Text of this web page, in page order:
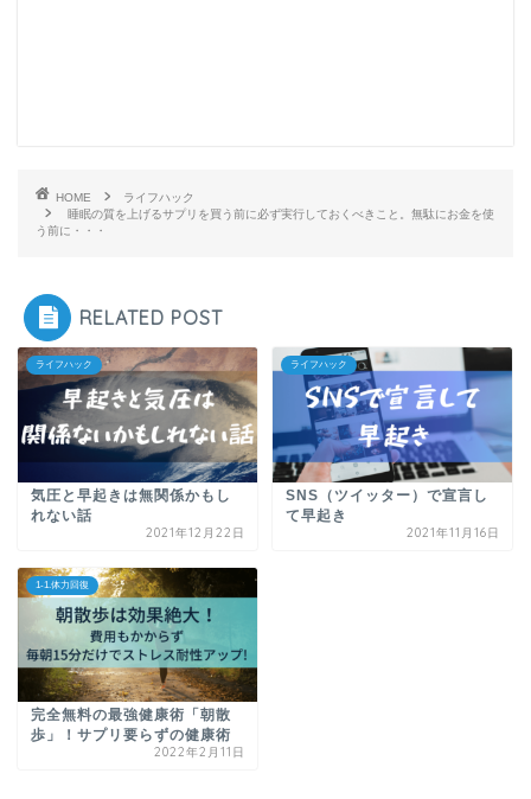
HOME
ライフハック
睡眠の質を上げるサプリを買う前に必ず実行しておくべきこと。無駄にお金を使
う前に・・・
RELATED POST
ライフハック
気圧と早起きは無関係かもし
れない話
2021年12月22日
ライフハック
SNS（ツイッター）で宣言し
て早起き
2021年11月16日
1-1.体力回復
完全無料の最強健康術「朝散
歩」！サプリ要らずの健康術
2022年2月11日